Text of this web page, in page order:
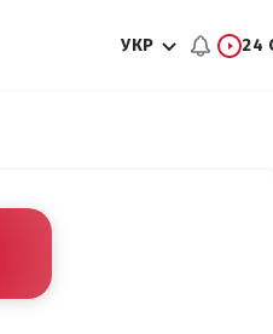
УКР 24